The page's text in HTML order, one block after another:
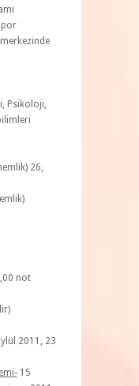
Psikoloji,
26,
not
2011, 23
15